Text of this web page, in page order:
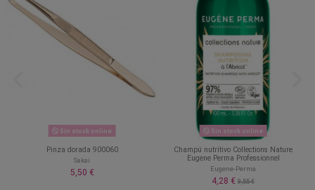
Sin stock online
Pinza dorada 900060
Sakai
5,50 €
Sin stock online
Champú nutritivo Collections Nature
Eugene Perma Professionnel
Eugene-Perma
4,28 € 8,55 €